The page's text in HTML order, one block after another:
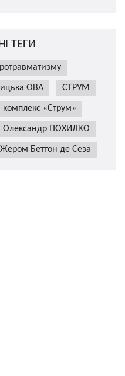
ТЕГИ
ОВА СТРУМ
«Струм»
Олександр ПОХИЛКО
Жером Беттон де Сеза